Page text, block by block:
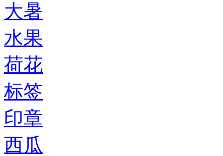
大暑
水果
荷花
标签
印章
西瓜